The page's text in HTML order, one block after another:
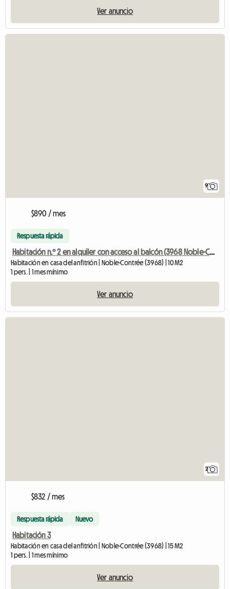
Ver anuncio
9
$890 / mes
Respuesta rápida
Habitación n.º 2 en alquiler con acceso al balcón (3968 Noble-Contré
Habitación en casa del anfitrión | Noble-Contrée (3968) | 10 M2
1 pers. | 1 mes mínimo
Ver anuncio
2
$832 / mes
Respuesta rápida Nuevo
Habitación 3
Habitación en casa del anfitrión | Noble-Contrée (3968) | 15 M2
1 pers. | 1 mes mínimo
Ver anuncio